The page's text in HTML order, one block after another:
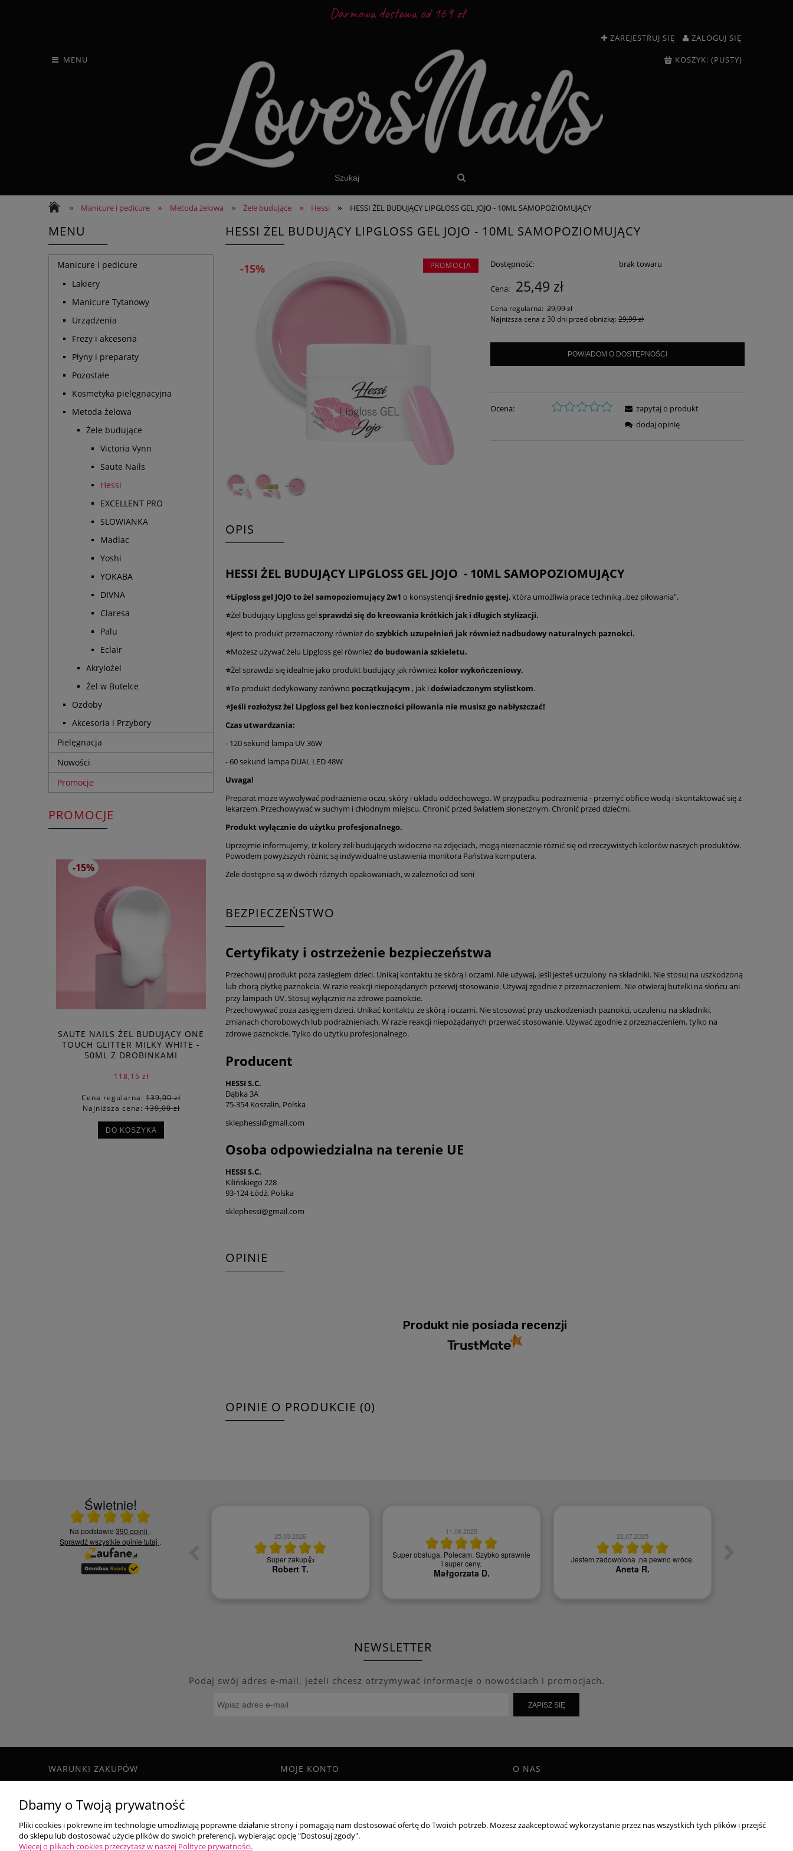
Darmowa dostawa od 169 zł
ZAREJESTRUJ SIĘ ZALOGUJ SIĘ
MENU KOSZYK: (PUSTY)
» Manicure i pedicure » Metoda żelowa » Żele budujące » Hessi » HESSI ŻEL BUDUJĄCY LIPGLOSS GEL JOJO - 10ML SAMOPOZIOMUJĄCY
MENU
Manicure i pedicure
Lakiery
Manicure Tytanowy
Urządzenia
Frezy i akcesoria
Płyny i preparaty
Pozostałe
Kosmetyka pielęgnacyjna
Metoda żelowa
Żele budujące
Victoria Vynn
Saute Nails
Hessi
EXCELLENT PRO
SLOWIANKA
Madlac
Yoshi
YOKABA
DIVNA
Claresa
Palu
Eclair
Akrylożel
Żel w Butelce
Ozdoby
Akcesoria i Przybory
Pielęgnacja
Nowości
Promocje
PROMOCJE
-15%
SAUTE NAILS ŻEL BUDUJĄCY ONE
TOUCH GLITTER MILKY WHITE -
50ML Z DROBINKAMI
118,15 zł
Cena regularna: 139,00 zł
Najniższa cena:139,00 zł
DO KOSZYKA
HESSI ŻEL BUDUJĄCY LIPGLOSS GEL JOJO - 10ML SAMOPOZIOMUJĄCY
PROMOCJA
-15% Dostępność: brak towaru
Cena: 25,49 zł
Cena regularna: 29,99 zł
Najniższa cena z 30 dni przed obniżką:29,99 zł
POWIADOM O DOSTĘPNOŚCI
Ocena:
zapytaj o produkt
dodaj opinię
OPIS
HESSI ŻEL BUDUJĄCY LIPGLOSS GEL JOJO - 10ML SAMOPOZIOMUJĄCY
⭐Lipgloss gel JOJO to żel samopoziomujący 2w1 o konsystencji średnio gęstej, która umożliwia prace techniką „bez piłowania”.
⭐Żel budujący Lipgloss gel sprawdzi się do kreowania krótkich jak i długich stylizacji.
⭐Jest to produkt przeznaczony również do szybkich uzupełnień jak również nadbudowy naturalnych paznokci.
⭐Możesz używać żelu Lipgloss gel równieżdo budowania szkieletu.
⭐Żel sprawdzi się idealnie jako produkt budujący jak również kolor wykończeniowy.
⭐To produkt dedykowany zarówno początkującym , jak i doświadczonym stylistkom.
⭐Jeśli rozłożysz żel Lipgloss gel bez konieczności piłowania nie musisz go nabłyszczać!
Czas utwardzania:
- 120 sekund lampa UV 36W
- 60 sekund lampa DUAL LED 48W
Uwaga!
Preparat może wywoływać podrażnienia oczu, skóry i układu oddechowego. W przypadku podrażnienia - przemyć obficie wodą i skontaktować się z
lekarzem. Przechowywać w suchym i chłodnym miejscu. Chronić przed światłem słonecznym. Chronić przed dziećmi.
Produkt wyłącznie do użytku profesjonalnego.
Uprzejmie informujemy, iż kolory żeli budujących widoczne na zdjęciach, mogą nieznacznie różnić się od rzeczywistych kolorów naszych produktów.
Powodem powyższych różnic są indywidualne ustawienia monitora Państwa komputera.
Żele dostępne są w dwóch różnych opakowaniach, w zależności od serii
BEZPIECZEŃSTWO
Certyfikaty i ostrzeżenie bezpieczeństwa
Przechowuj produkt poza zasięgiem dzieci. Unikaj kontaktu ze skórą i oczami. Nie używaj, jeśli jesteś uczulony na składniki. Nie stosuj na uszkodzoną
lub chorą płytkę paznokcia. W razie reakcji niepożądanych przerwij stosowanie. Używaj zgodnie z przeznaczeniem. Nie otwieraj butelki na słońcu ani
przy lampach UV. Stosuj wyłącznie na zdrowe paznokcie.
Przechowywać poza zasięgiem dzieci. Unikać kontaktu ze skórą i oczami. Nie stosować przy uszkodzeniach paznokci, uczuleniu na składniki,
zmianach chorobowych lub podrażnieniach. W razie reakcji niepożądanych przerwać stosowanie. Używać zgodnie z przeznaczeniem, tylko na
zdrowe paznokcie. Tylko do użytku profesjonalnego.
Producent
HESSI S.C.
Dąbka 3A
75-354 Koszalin, Polska
sklephessi@gmail.com
Osoba odpowiedzialna na terenie UE
HESSI S.C.
Kilińskiego 228
93-124 Łódź, Polska
sklephessi@gmail.com
OPINIE
Produkt nie posiada recenzji
OPINIE O PRODUKCIE (0)
Świetnie!
Ocena średnia 5 na 5
Na podstawie 390 opinii .
Sprawdź wszystkie opinie tutaj .
10.06.2026
Czy jesteś zadowolony z jakości naszych
usług? - Zadowolona tak polecę
Kamila S.
25.03.2026
Super zakup👍
Robert T.
11.08.2025
Super obsługa. Polecam. Szybko sprawnie
i super ceny.
Małgorzata D.
22.07.2025
Jestem zadowolona ,na pewno wrócę.
Aneta R.
NEWSLETTER
Podaj swój adres e-mail, jeżeli chcesz otrzymywać informacje o nowościach i promocjach.
ZAPISZ SIĘ
WARUNKI ZAKUPÓW
Formy płatności
Czas i koszty dostawy
Zwroty i reklamacje
Polityka prywatności
MOJE KONTO
Przechowalnia
O NAS
Dbamy o Twoją prywatność
Pliki cookies i pokrewne im technologie umożliwiają poprawne działanie strony i pomagają nam dostosować ofertę do Twoich potrzeb. Możesz zaakceptować wykorzystanie przez nas wszystkich tych plików i przejść
do sklepu lub dostosować użycie plików do swoich preferencji, wybierając opcję "Dostosuj zgody".
Więcej o plikach cookies przeczytasz w naszej Polityce prywatności.